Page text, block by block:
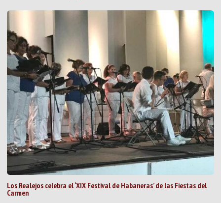
Los Realejos celebra el ‘XIX Festival de Habaneras’ de las Fiestas del
Carmen